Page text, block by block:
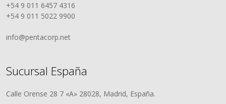
+54 9 011 6457 4316
+54 9 011 5022 9900
info@pentacorp.net
Sucursal España
Calle Orense 28 7 «A» 28028, Madrid, España.